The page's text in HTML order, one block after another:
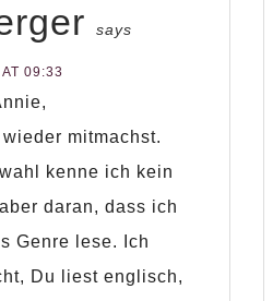
says
09:33
mitmachst.
kenne ich kein
daran, dass ich
Genre lese. Ich
Du liest englisch,